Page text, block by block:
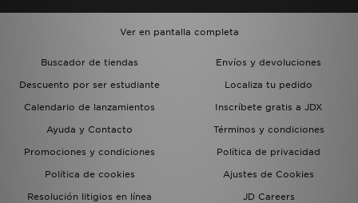
Ver en pantalla completa
Buscador de tiendas
Envíos y devoluciones
Descuento por ser estudiante
Localiza tu pedido
Calendario de lanzamientos
Inscríbete gratis a JDX
Ayuda y Contacto
Términos y condiciones
Promociones y condiciones
Política de privacidad
Política de cookies
Ajustes de Cookies
Resolución litigios en línea
JD Careers